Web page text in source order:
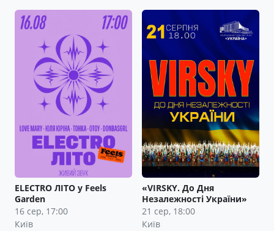
ELECTRO ЛІТО у Feels
Garden
16 сер, 17:00
Київ
«VIRSKY. До Дня
Незалежності України»
21 сер, 18:00
Київ